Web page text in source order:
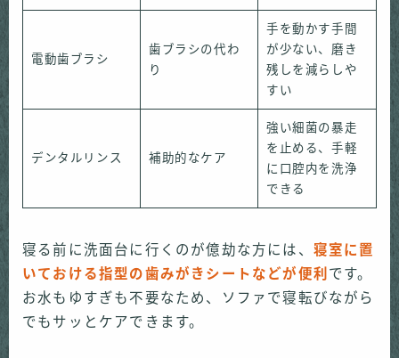
電動歯ブラシ
歯ブラシの代わ
り
手を動かす手間
が少ない、磨き
残しを減らしや
すい
デンタルリンス 補助的なケア
強い細菌の暴走
を止める、手軽
に口腔内を洗浄
できる
寝る前に洗面台に行くのが億劫な方には、 寝室に置
いておける指型の歯みがきシートなどが便利 です。
お水もゆすぎも不要なため、ソファで寝転びながら
でもサッとケアできます。